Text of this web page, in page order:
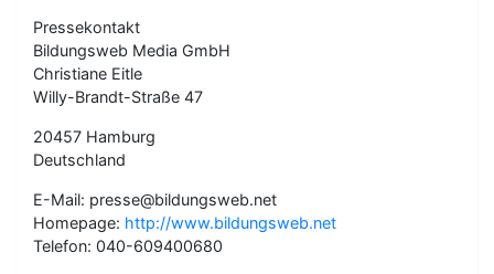
Pressekontakt
Bildungsweb Media GmbH
Christiane Eitle
Willy-Brandt-Straße 47
20457 Hamburg
Deutschland
E-Mail: presse@bildungsweb.net
Homepage: http://www.bildungsweb.net
Telefon: 040-609400680